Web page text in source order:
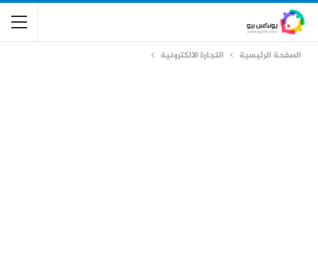
الصفحة الرئيسية التجارة الالكترونية